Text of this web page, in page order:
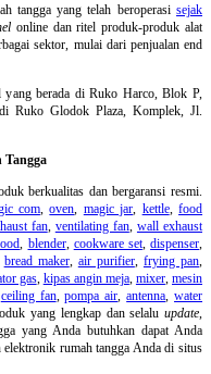
tanggayang telah beroperasisejak
online dan ritel produk-produk alat
sektor, mulai dari penjualan end
yang berada di Ruko Harco, Blok P,
Ruko Glodok Plaza, Komplek, Jl.
berkualitas dan bergaransi resmi.
com,oven, magic jar, kettle,food
fan, ventilating fan, wall exhaust
, blender, cookware set,dispenser,
bread maker, air purifier, frying pan,
gas, kipas angin meja, mixer,mesin
ceiling fan,pompa air,antenna,water
yang lengkap dan selalu update,
yang Anda butuhkan dapat Anda
elektronik rumah tangga Anda di situs